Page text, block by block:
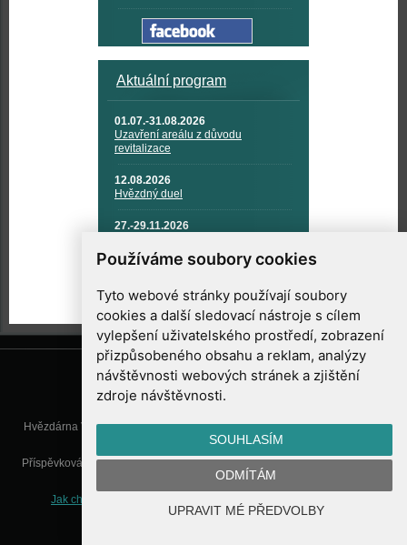
Používáme soubory cookies
Tyto webové stránky používají soubory
cookies a další sledovací nástroje s cílem
vylepšení uživatelského prostředí, zobrazení
přizpůsobeného obsahu a reklam, analýzy
návštěvnosti webových stránek a zjištění
zdroje návštěvnosti.
SOUHLASÍM
ODMÍTÁM
UPRAVIT MÉ PŘEDVOLBY
Aktuální program
01.07.-31.08.2026
Uzavření areálu z důvodu
revitalizace
12.08.2026
Hvězdný duel
27.-29.11.2026
TECHNIKA A KOSMICKÉ
TECHNOLOGIE
Hvězdárna Valašské Meziříčí, příspěvková organizace, Vsetínská 78, 757
01 Valašské Meziříčí
Příspěvková organizace Zlínského kraje. Telefon:571 611 928, Mobil:777
info@astrovm.cz
Jak chráníme Vaše osobní údaje
WebConsult.cz